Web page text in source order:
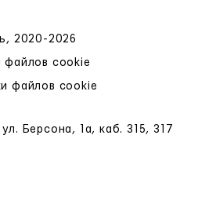
2020-2026
файлов cookie
файлов cookie
Берсона, 1а, каб. 315, 317